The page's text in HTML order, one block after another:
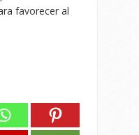
favorecer al